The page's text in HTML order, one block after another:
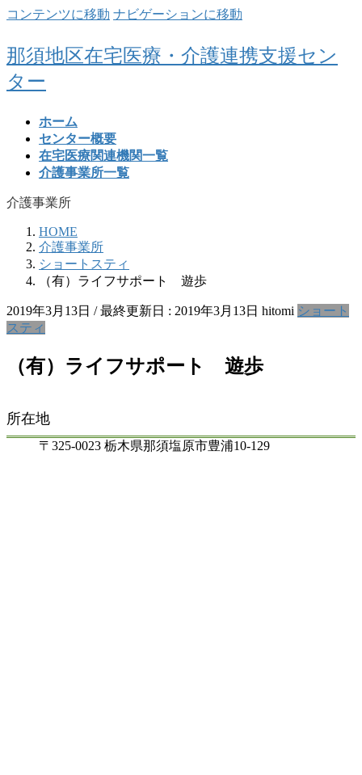
コンテンツに移動 ナビゲーションに移動
那須地区在宅医療・介護連携支援セン
ター
ホーム
センター概要
在宅医療関連機関一覧
介護事業所一覧
介護事業所
HOME
介護事業所
ショートスティ
（有）ライフサポート 遊歩
2019年3月13日 / 最終更新日 : 2019年3月13日 hitomi ショート
スティ
（有）ライフサポート 遊歩
所在地
〒325-0023 栃木県那須塩原市豊浦10-129